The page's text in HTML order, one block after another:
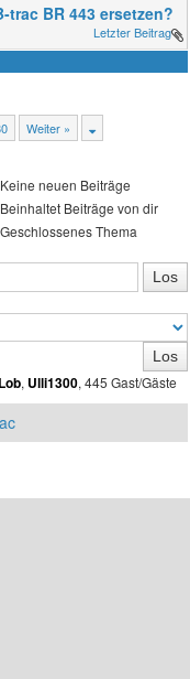
BR 443 ersetzen?
Weiter »
Keine neuen Beiträge
Beinhaltet Beiträge von dir
Geschlossenes Thema
, Ulli1300, 445 Gast/Gäste